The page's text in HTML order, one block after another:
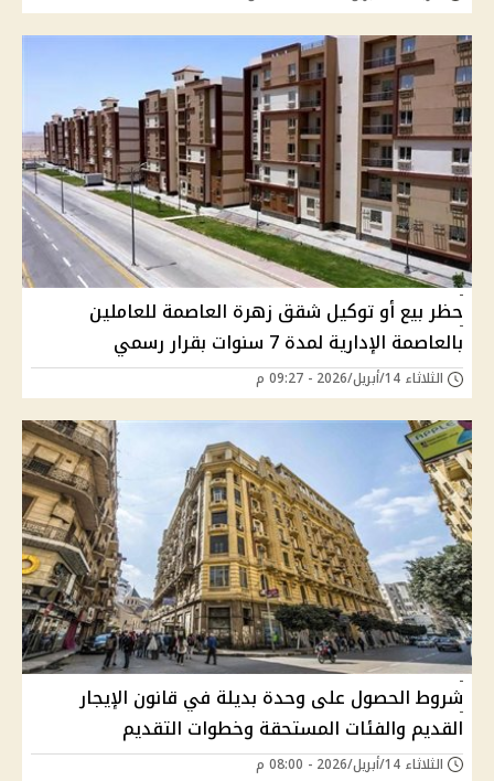
حظر بيع أو توكيل شقق زهرة العاصمة للعاملين
بالعاصمة الإدارية لمدة 7 سنوات بقرار رسمي
الثلاثاء 14/أبريل/2026 - 09:27 م
شروط الحصول على وحدة بديلة في قانون الإيجار
القديم والفئات المستحقة وخطوات التقديم
الثلاثاء 14/أبريل/2026 - 08:00 م